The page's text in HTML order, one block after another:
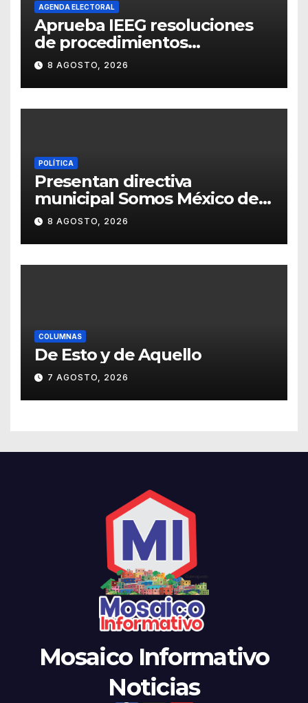
AGENDA ELECTORAL
Aprueba IEEG resoluciones
de procedimientos
sancionadores
8 AGOSTO, 2026
POLÍTICA
Presentan directiva
municipal Somos México de
Guanajuato
8 AGOSTO, 2026
COLUMNAS
De Esto y de Aquello
7 AGOSTO, 2026
Mosaico Informativo
Noticias